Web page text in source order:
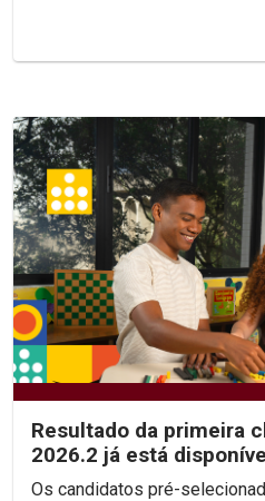
Resultado da primeira
2026.2 já está
enviar...
Os candidatos pré-